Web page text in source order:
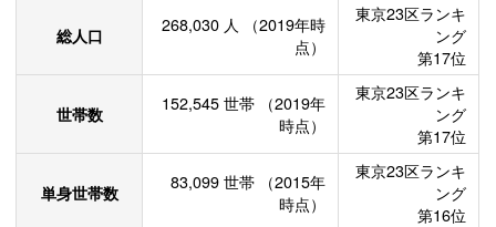
総人口 268,030 人
（2019年時
点）
東京23区ランキ
ング
第17位
世帯数 152,545 世帯
（2019年
時点）
東京23区ランキ
ング
第17位
単身世帯数 83,099 世帯
（2015年
時点）
東京23区ランキ
ング
第16位